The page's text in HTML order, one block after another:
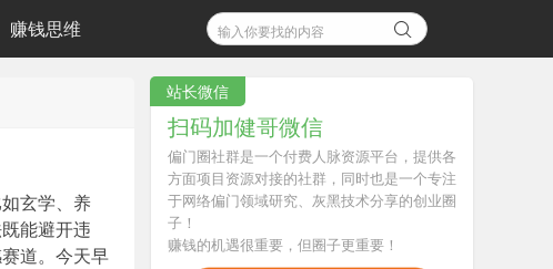
赚钱思维
玄学、养
能避开违
道。今天早
站长微信
扫码加健哥微信
偏门圈社群是一个付费人脉资源平台，提供各
方面项目资源对接的社群，同时也是一个专注
于网络偏门领域研究、灰黑技术分享的创业圈
子！
赚钱的机遇很重要，但圈子更重要！